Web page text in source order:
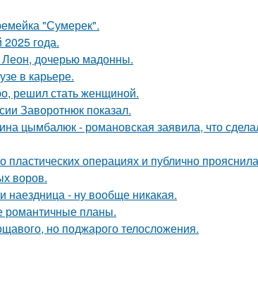
"Сумерек".
года.
Леон, дочерью мадонны.
в карьере.
решил стать женщиной.
Заворотнюк показал.
цымбалюк - романовская заявила, что
операциях и публично
воров.
наездница - ну вообще никакая.
романтичные планы.
но поджарого телосложения.